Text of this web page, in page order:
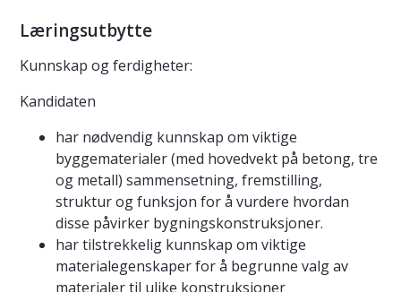
Læringsutbytte
Kunnskap og ferdigheter:
Kandidaten
har nødvendig kunnskap om viktige
byggematerialer (med hovedvekt på betong, tre
og metall) sammensetning, fremstilling,
struktur og funksjon for å vurdere hvordan
disse påvirker bygningskonstruksjoner.
har tilstrekkelig kunnskap om viktige
materialegenskaper for å begrunne valg av
materialer til ulike konstruksjoner